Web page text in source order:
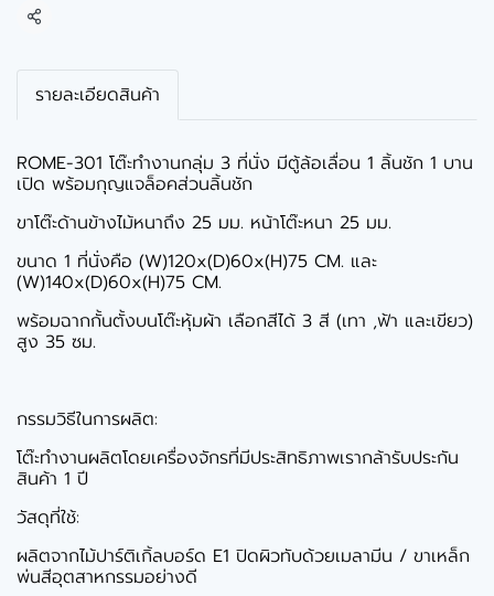
แชร์
รายละเอียดสินค้า
ROME-301 โต๊ะทำงานกลุ่ม 3 ที่นั่ง มีตู้ล้อเลื่อน 1 ลิ้นชัก 1 บาน
เปิด พร้อมกุญแจล็อคส่วนลิ้นชัก
ขาโต๊ะด้านข้างไม้หนาถึง 25 มม. หน้าโต๊ะหนา 25 มม.
ขนาด 1 ที่นั่งคือ (W)120x(D)60x(H)75 CM. และ
(W)140x(D)60x(H)75 CM.
พร้อมฉากกั้นตั้งบนโต๊ะหุ้มผ้า เลือกสีได้ 3 สี (เทา ,ฟ้า และเขียว)
สูง 35 ซม.
กรรมวิธีในการผลิต:
โต๊ะทำงานผลิตโดยเครื่องจักรที่มีประสิทธิภาพเรากล้ารับประกัน
สินค้า 1 ปี
วัสดุที่ใช้:
ผลิตจากไม้ปาร์ติเกิ้ลบอร์ด E1 ปิดผิวทับด้วยเมลามีน / ขาเหล็ก
พ่นสีอุตสาหกรรมอย่างดี